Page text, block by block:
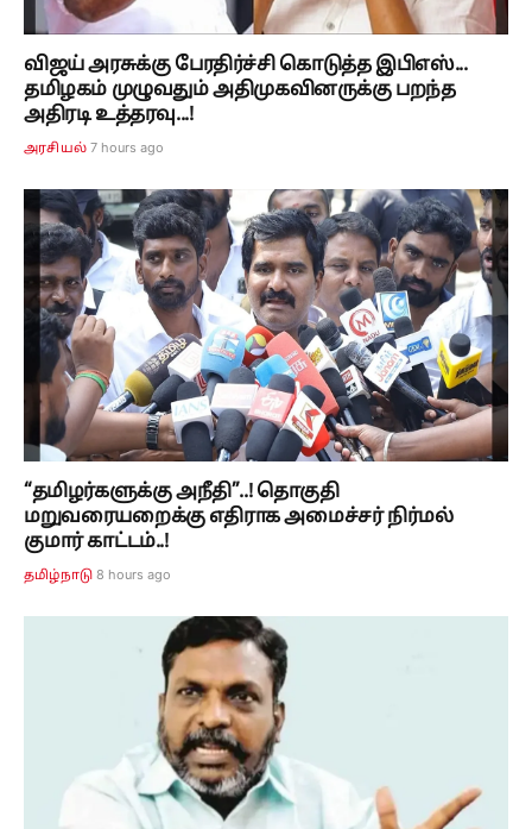
விஜய் அரசுக்கு பேரதிர்ச்சி கொடுத்த இபிஎஸ்...
தமிழகம் முழுவதும் அதிமுகவினருக்கு பறந்த
அதிரடி உத்தரவு...!
அரசியல் 7 hours ago
“தமிழர்களுக்கு அநீதி”..! தொகுதி
மறுவரையறைக்கு எதிராக அமைச்சர் நிர்மல்
குமார் காட்டம்..!
தமிழ்நாடு 8 hours ago